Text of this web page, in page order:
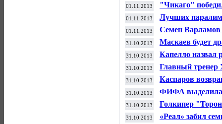
01.11.2013
"Чикаго"
НБА
01.11.2013
Лучших
"Возвращение в
01.11.2013
Семен Варламов
"Далласом" на
31.10.2013 Маскаев будет
31.10.2013
Капелло назвал
матчи
31.10.2013
Главный
отставку
31.10.2013
Каспаров
пост главы
31.10.2013
ФИФА выделила
в КНДР
31.10.2013
Голкипер
звездой дня в
31.10.2013 «Реал» забил